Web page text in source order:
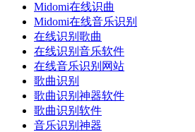
Midomi在线识曲
Midomi在线音乐识别
在线识别歌曲
在线识别音乐软件
在线音乐识别网站
歌曲识别
歌曲识别神器软件
歌曲识别软件
音乐识别神器